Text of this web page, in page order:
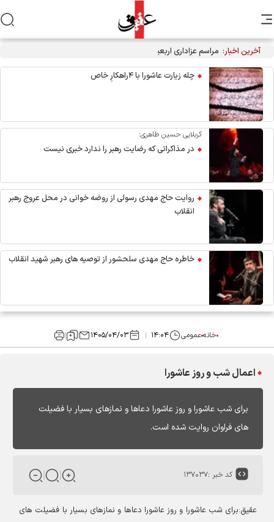
آخرین اخبار: مراسم عزاداری اربعین هیأت‌های دانشجویی در جوار محل شهادت
رهبر انقلاب
چله زیارت عاشورا با ۴راهکارِ خاص
کربلایی حسین طاهری:
در مذاکراتی که رضایت رهبر را ندارد خبری نیست
روایت حاج مهدی رسولی از روضه خوانی در محل عروج رهبر
انقلاب
خاطره حاج مهدی سلحشور از توصیه های رهبر شهید انقلاب
خانهعمومی ۱۴:۰۴ ۱۴۰۵/۰۴/۰۳
اعمال شب و روز عاشورا
برای شب عاشورا و روز عاشورا دعاها و نمازهای بسیار با فضیلت
های فراوان روایت شده است.
کد خبر :۱۳۷۰۳۷
عقیق:برای شب عاشورا و روز عاشورا دعاها و نمازهای بسیار با فضیلت های